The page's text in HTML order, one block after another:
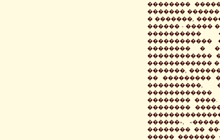
��������
�������
� �������,
������ - �����
������������
�������� �
������������
������������
�������,
�� ���������
����������,
��������
��������
������»,
�������� ��
����� �������